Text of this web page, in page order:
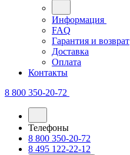
Информация
FAQ
Гарантия и возврат
Доставка
Оплата
Контакты
8 800 350-20-72
Телефоны
8 800 350-20-72
8 495 122-22-12